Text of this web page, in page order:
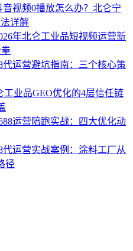
视频0播放怎么办？北仑宁
详解
年北仑工业品短视频运营新
代运营避坑指南：三个核心策
业品GEO优化的4层信任链
运营陪跑实战：四大优化动
代运营实战案例：涂料工厂从
径